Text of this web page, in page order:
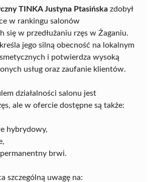
TINKA Justyna Ptasińska zdobył
w rankingu salonów
się w przedłużaniu rzęs w Żaganiu.
jego silną obecność na lokalnym
i potwierdza wysoką
usług oraz zaufanie klientów.
działalności salonu jest
ale w ofercie dostępne są także:
hybrydowy,
brwi.
szczególną uwagę na: